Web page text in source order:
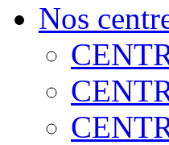
Nos